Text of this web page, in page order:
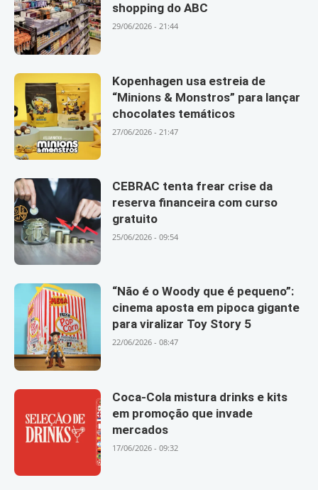
shopping do ABC
29/06/2026 - 21:44
Kopenhagen usa estreia de
“Minions & Monstros” para lançar
chocolates temáticos
27/06/2026 - 21:47
CEBRAC tenta frear crise da
reserva financeira com curso
gratuito
25/06/2026 - 09:54
“Não é o Woody que é pequeno”:
cinema aposta em pipoca gigante
para viralizar Toy Story 5
22/06/2026 - 08:47
Coca-Cola mistura drinks e kits
em promoção que invade
mercados
17/06/2026 - 09:32